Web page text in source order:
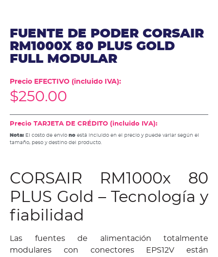
FUENTE DE PODER CORSAIR
RM1000X 80 PLUS GOLD
FULL MODULAR
Precio EFECTIVO (incluido IVA):
$250.00
Precio TARJETA DE CRÉDITO (incluido IVA):
Nota: El costo de envío no está incluido en el precio y puede variar según el
tamaño, peso y destino del producto.
CORSAIR RM1000x 80
PLUS Gold – Tecnología y
fiabilidad
Las fuentes de alimentación totalmente
modulares con conectores EPS12V están